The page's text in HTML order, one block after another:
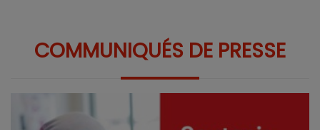
COMMUNIQUÉS DE PRESSE